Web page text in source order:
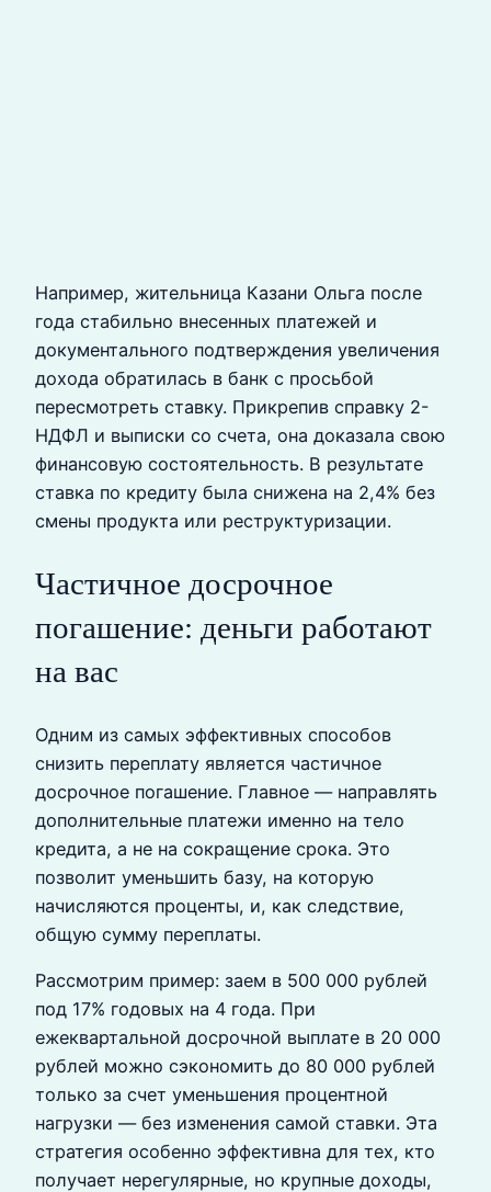
Например, жительница Казани Ольга после
года стабильно внесенных платежей и
документального подтверждения увеличения
дохода обратилась в банк с просьбой
пересмотреть ставку. Прикрепив справку 2-
НДФЛ и выписки со счета, она доказала свою
финансовую состоятельность. В результате
ставка по кредиту была снижена на 2,4% без
смены продукта или реструктуризации.
Частичное досрочное
погашение: деньги работают
на вас
Одним из самых эффективных способов
снизить переплату является частичное
досрочное погашение. Главное — направлять
дополнительные платежи именно на тело
кредита, а не на сокращение срока. Это
позволит уменьшить базу, на которую
начисляются проценты, и, как следствие,
общую сумму переплаты.
Рассмотрим пример: заем в 500 000 рублей
под 17% годовых на 4 года. При
ежеквартальной досрочной выплате в 20 000
рублей можно сэкономить до 80 000 рублей
только за счет уменьшения процентной
нагрузки — без изменения самой ставки. Эта
стратегия особенно эффективна для тех, кто
получает нерегулярные, но крупные доходы,